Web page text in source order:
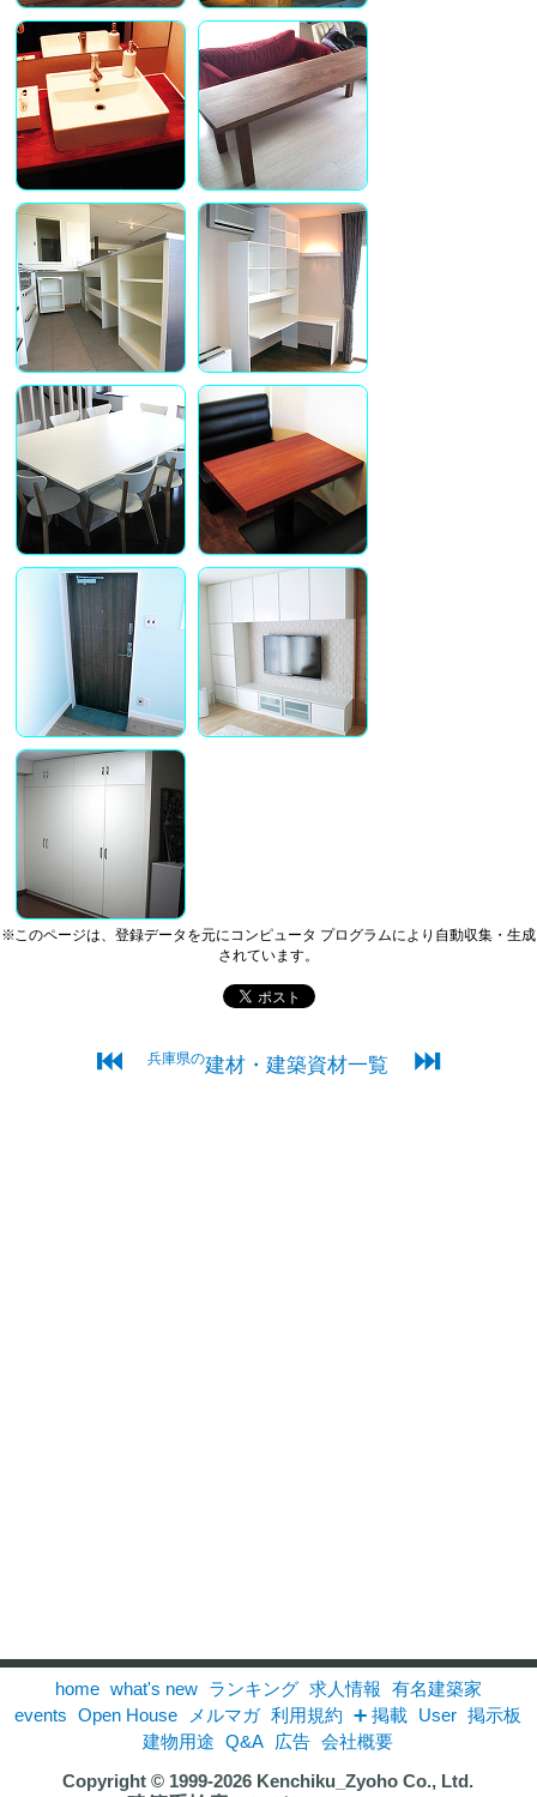
※このページは、登録データを元にコンピュータ プログラムにより自動収集・生成
されています。
⏮ 兵庫県の建材・建築資材一覧 ⏭
home what's new ランキング 求人情報 有名建築家
events
Open House メルマガ 利用規約 ➕ 掲載 User 掲示板
建物用途
Q&A 広告 会社概要
Copyright © 1999-2026 Kenchiku_Zyoho Co., Ltd.